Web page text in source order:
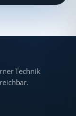
Technik